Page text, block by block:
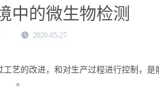
中的微生物检测
2020-05-27
艺的改进，和对生产过程进行控制，
。